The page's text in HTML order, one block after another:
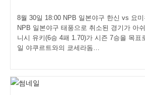
8월 30일 18:00 NPB 일본야구 한신 vs 요
NPB 일본야구 태풍으로 취소된 경기가 아
니시 유키(6승 4패 1.70)가 시즌 7승을 목표
일 야쿠르트와의 쿄세라돔…